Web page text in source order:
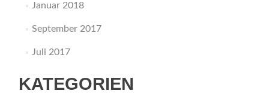
Januar 2018
September 2017
Juli 2017
KATEGORIEN